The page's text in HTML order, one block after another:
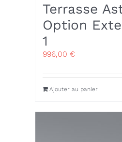
Terrasse
Option
1
996,00 €
Ajouter au panier